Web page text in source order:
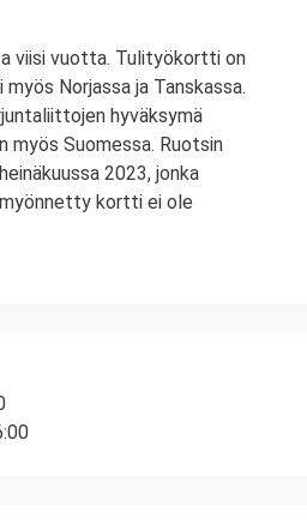
viisi vuotta. Tulityökortti on
Norjassa ja Tanskassa.
hyväksymä
Suomessa. Ruotsin
2023, jonka
kortti ei ole